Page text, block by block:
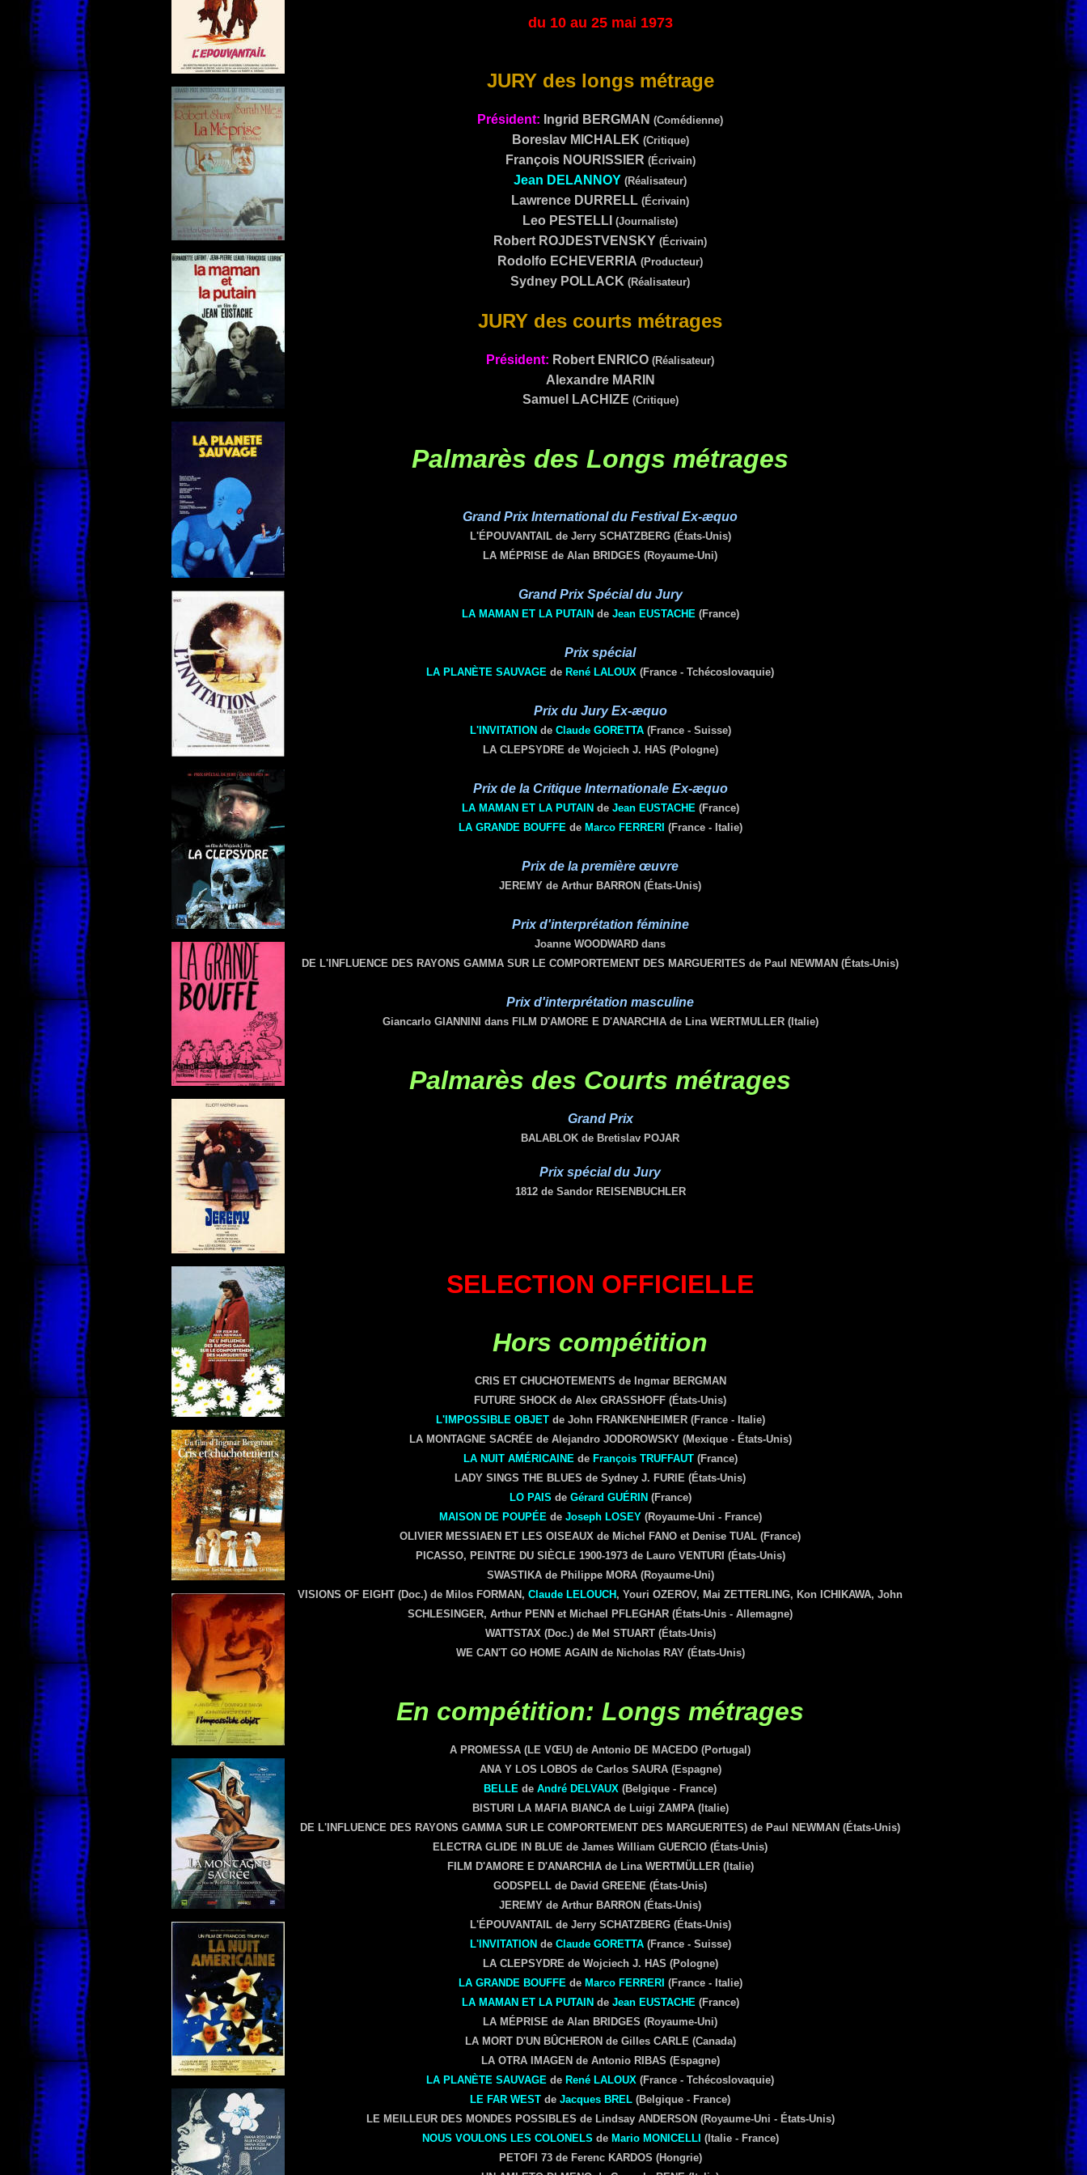
du 10 au 25 mai 1973
JURY des longs métrage
Président: Ingrid BERGMAN (Comédienne)
Boreslav MICHALEK (critique)
François NOURISSIER (écrivain)
Jean DELANNOY (réalisateur)
Lawrence DURRELL (écrivain)
Leo PESTELLI (journaliste)
Robert ROJDESTVENSKY (écrivain)
Rodolfo ECHEVERRIA (producteur)
Sydney POLLACK (réalisateur)
JURY des courts métrages
Président: Robert ENRICO (Réalisateur)
Alexandre MARIN
Samuel
LACHIZE (critique)
Palmarès des Longs métrages
Grand Prix International du Festival Ex-æquo
L'ÉPOUVANTAIL de Jerry SCHATZBERG (États-Unis)
LA MÉPRISE de Alan BRIDGES (Royaume-Uni)
Grand Prix Spécial du Jury
LA MAMAN ET LA PUTAIN de Jean EUSTACHE (France)
Prix spécial
LA PLANÈTE SAUVAGE de René LALOUX (France - Tchécoslovaquie)
Prix du Jury Ex-æquo
L'INVITATION de Claude GORETTA (France - Suisse)
LA CLEPSYDRE de Wojciech J. HAS (Pologne)
Prix de la Critique Internationale Ex-æquo
LA MAMAN ET LA PUTAIN de Jean EUSTACHE (France)
LA GRANDE BOUFFEde Marco FERRERI (France - Italie)
Prix de la première œuvre
JEREMY de Arthur BARRON (États-Unis)
Prix d'interprétation féminine
Joanne WOODWARD dans
DE L'INFLUENCE DES RAYONS GAMMA SUR LE COMPORTEMENT DES MARGUERITES de Paul NEWMAN (États-Unis)
Prix d'interprétation masculine
Giancarlo GIANNINI dans FILM D'AMORE E D'ANARCHIA de Lina WERTMULLER (Italie)
Palmarès des Courts métrages
Grand Prix
BALABLOK de Bretislav POJAR
Prix spécial du Jury
1812 de Sandor REISENBUCHLER
SELECTION OFFICIELLE
Hors compétition
CRIS ET CHUCHOTEMENTS de Ingmar BERGMAN
FUTURE SHOCK de Alex GRASSHOFF (États-Unis)
L'IMPOSSIBLE OBJETde John FRANKENHEIMER (France - Italie)
LA MONTAGNE SACRÉE de Alejandro JODOROWSKY (Mexique - États-Unis)
LA NUIT AMÉRICAINEde François TRUFFAUT (France)
LADY SINGS THE BLUES de Sydney J. FURIE (États-Unis)
LO PAIS de Gérard GUÉRIN (France)
MAISON DE POUPÉEde Joseph LOSEY(Royaume-Uni - France)
OLIVIER MESSIAEN ET LES OISEAUX de Michel FANO et Denise TUAL (France)
PICASSO, PEINTRE DU SIÈCLE 1900-1973 de Lauro VENTURI (États-Unis)
SWASTIKA de Philippe MORA (Royaume-Uni)
VISIONS OF EIGHT (Doc.) de Milos FORMAN, Claude LELOUCH , Youri OZEROV, Mai ZETTERLING, Kon ICHIKAWA, John
SCHLESINGER, Arthur PENN et Michael PFLEGHAR (États-Unis - Allemagne)
WATTSTAX (Doc.) de Mel STUART (États-Unis)
WE CAN'T GO HOME AGAIN de Nicholas RAY (États-Unis)
En compétition: Longs métrages
A PROMESSA (LE VŒU) de Antonio DE MACEDO (Portugal)
ANA Y LOS LOBOS de Carlos SAURA(Espagne)
BELLE de André DELVAUX (Belgique - France)
BISTURI LA MAFIA BIANCAde Luigi ZAMPA(Italie)
DE L'INFLUENCE DES RAYONS GAMMA SUR LE COMPORTEMENT DES MARGUERITES) de Paul NEWMAN (États-Unis)
ELECTRA GLIDE IN BLUE de James William GUERCIO (États-Unis)
FILM D'AMORE E D'ANARCHIAde Lina WERTMÜLLER(Italie)
GODSPELL de David GREENE (États-Unis)
JEREMY de Arthur BARRON (États-Unis)
L'ÉPOUVANTAIL de Jerry SCHATZBERG(États-Unis)
L'INVITATION de Claude GORETTA (France - Suisse)
LA CLEPSYDRE de Wojciech J. HAS (Pologne)
LA GRANDE BOUFFEde Marco FERRERI (France - Italie)
LA MAMAN ET LA PUTAIN de Jean EUSTACHE (France)
LA MÉPRISE de Alan BRIDGES (Royaume-Uni)
LA MORT D'UN BÛCHERON de Gilles CARLE(Canada)
LA OTRA IMAGEN de Antonio RIBAS (Espagne)
LA PLANÈTE SAUVAGE de René LALOUX (France - Tchécoslovaquie)
LE FAR WEST de Jacques BREL (Belgique - France)
LE MEILLEUR DES MONDES POSSIBLES de Lindsay ANDERSON (Royaume-Uni - États-Unis)
NOUS VOULONS LES COLONELS de Mario MONICELLI (Italie - France)
PETOFI 73de Ferenc KARDOS (Hongrie)